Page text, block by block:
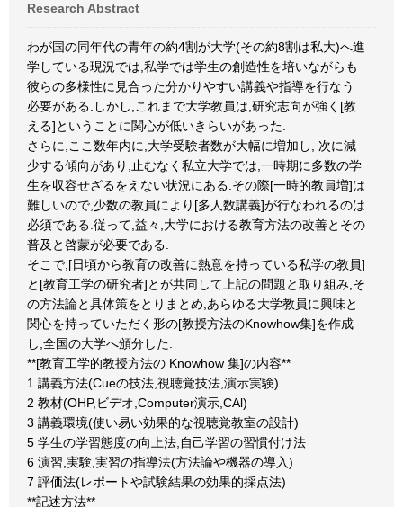
Research Abstract
わが国の同年代の青年の約4割が大学(その約8割は私大)へ進
学している現況では,私学では学生の創造性を培いながらも
彼らの多様性に見合った分かりやすい講義や指導を行なう
必要がある.しかし,これまで大学教員は,研究志向が強く[教
える]ということに関心が低いきらいがあった.
さらに,ここ数年内に,大学受験者数が大幅に増加し, 次に減
少する傾向があり,止むなく私立大学では,一時期に多数の学
生を収容せざるをえない状況にある.その際[一時的教員増]は
難しいので,少数の教員により[多人数講義]が行なわれるのは
必須である.従って,益々,大学における教育方法の改善とその
普及と啓蒙が必要である.
そこで,[日頃から教育の改善に熱意を持っている私学の教員]
と[教育工学の研究者]とが共同して上記の問題と取り組み,そ
の方法論と具体策をとりまとめ,あらゆる大学教員に興味と
関心を持っていただく形の[教授方法のKnowhow集]を作成
し,全国の大学へ頒分した.
**[教育工学的教授方法の Knowhow 集]の内容**
1 講義方法(Cueの技法,視聴覚技法,演示実験)
2 教材(OHP,ビデオ,Computer演示,CAl)
3 講義環境(使い易い効果的な視聴覚教室の設計)
5 学生の学習態度の向上法,自己学習の習慣付け法
6 演習,実験,実習の指導法(方法論や機器の導入)
7 評価法(レポートや試験結果の効果的採点法)
**記述方法**